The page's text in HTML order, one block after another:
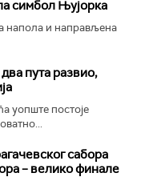
симбол Њујорка
напола и направљена
пута развио,
уопште постоје
сабора
– велико финале